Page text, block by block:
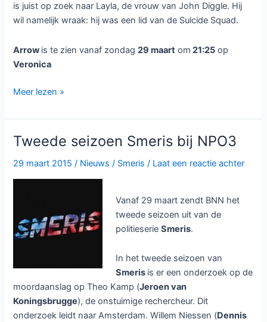
is juist op zoek naar Layla, de vrouw van John Diggle. Hij
wil namelijk wraak: hij was een lid van de Suicide Squad.
Arrow is te zien vanaf zondag29 maart om 21:25 op
Veronica
Hervatting
seizoen
Arrow
bij
Veronica
vanaf
Meer lezen »
Tweede seizoen Smeris bij NPO3
29 maart 2015/ Nieuws / Smeris / Laat een reactie achter
Vanaf 29 maart zendt BNN het
tweede seizoen uit van de
politieserieSmeris.
In het tweede seizoen van
Smeris is er een onderzoek op de
moordaanslag op Theo Kamp (Jeroen van
Koningsbrugge), de onstuimige rechercheur. Dit
onderzoek leidt naar Amsterdam. Willem Niessen (Dennis